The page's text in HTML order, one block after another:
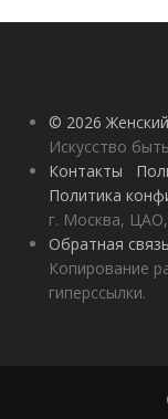
© 2026
Искусство
Контакты
Политика
г. Москва,
Обратная связь
Копирование
гиперссылки.